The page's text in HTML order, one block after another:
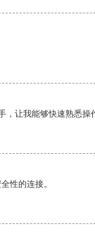
让我能够快速熟悉操
性的连接。